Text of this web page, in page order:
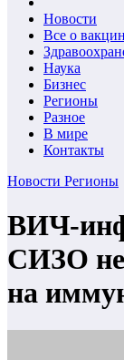
Новости
Все о
Наука
Бизнес
Регионы
Разное
В мире
Контакты
Новости Регионы
ВИЧ-
СИЗО не
на